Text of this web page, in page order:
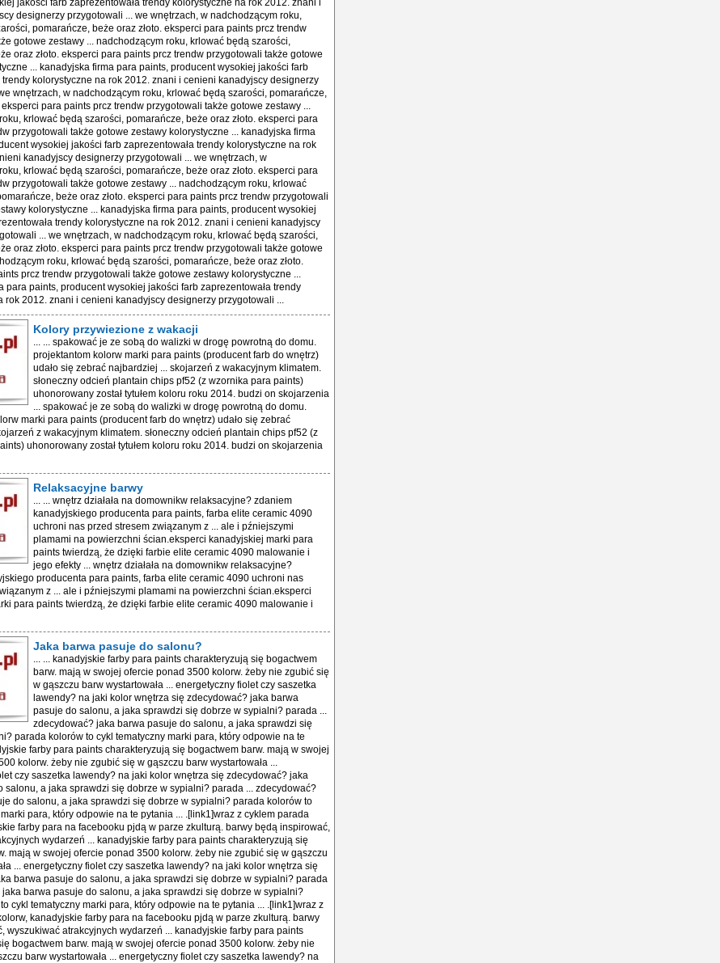
jakości farb zaprezentowała trendy kolorystyczne na rok 2012. znani i
designerzy przygotowali ... we wnętrzach, w nadchodzącym roku,
pomarańcze, beże oraz złoto. eksperci para paints prcz trendw
gotowe zestawy ... nadchodzącym roku, krlować będą szarości,
oraz złoto. eksperci para paints prcz trendw przygotowali także gotowe
... kanadyjska firma para paints, producent wysokiej jakości farb
trendy kolorystyczne na rok 2012. znani i cenieni kanadyjscy designerzy
wnętrzach, w nadchodzącym roku, krlować będą szarości, pomarańcze,
eksperci para paints prcz trendw przygotowali także gotowe zestawy ...
krlować będą szarości, pomarańcze, beże oraz złoto. eksperci para
przygotowali także gotowe zestawy kolorystyczne ... kanadyjska firma
wysokiej jakości farb zaprezentowała trendy kolorystyczne na rok
kanadyjscy designerzy przygotowali ... we wnętrzach, w
krlować będą szarości, pomarańcze, beże oraz złoto. eksperci para
przygotowali także gotowe zestawy ... nadchodzącym roku, krlować
beże oraz złoto. eksperci para paints prcz trendw przygotowali
kolorystyczne ... kanadyjska firma para paints, producent wysokiej
trendy kolorystyczne na rok 2012. znani i cenieni kanadyjscy
... we wnętrzach, w nadchodzącym roku, krlować będą szarości,
oraz złoto. eksperci para paints prcz trendw przygotowali także gotowe
roku, krlować będą szarości, pomarańcze, beże oraz złoto.
prcz trendw przygotowali także gotowe zestawy kolorystyczne ...
para paints, producent wysokiej jakości farb zaprezentowała trendy
rok 2012. znani i cenieni kanadyjscy designerzy przygotowali ...
Kolory przywiezione z wakacji
... ... spakować je ze sobą do walizki w drogę powrotną do domu.
projektantom kolorw marki para paints (producent farb do wnętrz)
udało się zebrać najbardziej ... skojarzeń z wakacyjnym klimatem.
słoneczny odcień plantain chips pf52 (z wzornika para paints)
uhonorowany został tytułem koloru roku 2014. budzi on skojarzenia
... spakować je ze sobą do walizki w drogę powrotną do domu.
marki para paints (producent farb do wnętrz) udało się zebrać
z wakacyjnym klimatem. słoneczny odcień plantain chips pf52 (z
uhonorowany został tytułem koloru roku 2014. budzi on skojarzenia
Relaksacyjne barwy
... ... wnętrz działała na domownikw relaksacyjne? zdaniem
kanadyjskiego producenta para paints, farba elite ceramic 4090
uchroni nas przed stresem związanym z ... ale i pźniejszymi
plamami na powierzchni ścian.eksperci kanadyjskiej marki para
paints twierdzą, że dzięki farbie elite ceramic 4090 malowanie i
jego efekty ... wnętrz działała na domownikw relaksacyjne?
producenta para paints, farba elite ceramic 4090 uchroni nas
z ... ale i pźniejszymi plamami na powierzchni ścian.eksperci
para paints twierdzą, że dzięki farbie elite ceramic 4090 malowanie i
Jaka barwa pasuje do salonu?
... ... kanadyjskie farby para paints charakteryzują się bogactwem
barw. mają w swojej ofercie ponad 3500 kolorw. żeby nie zgubić się
w gąszczu barw wystartowała ... energetyczny fiolet czy saszetka
lawendy? na jaki kolor wnętrza się zdecydować? jaka barwa
pasuje do salonu, a jaka sprawdzi się dobrze w sypialni? parada ...
zdecydować? jaka barwa pasuje do salonu, a jaka sprawdzi się
parada kolorów to cykl tematyczny marki para, który odpowie na te
farby para paints charakteryzują się bogactwem barw. mają w swojej
kolorw. żeby nie zgubić się w gąszczu barw wystartowała ...
czy saszetka lawendy? na jaki kolor wnętrza się zdecydować? jaka
salonu, a jaka sprawdzi się dobrze w sypialni? parada ... zdecydować?
do salonu, a jaka sprawdzi się dobrze w sypialni? parada kolorów to
para, który odpowie na te pytania ... .[link1]wraz z cyklem parada
farby para na facebooku pjdą w parze zkulturą. barwy będą inspirować,
wydarzeń ... kanadyjskie farby para paints charakteryzują się
mają w swojej ofercie ponad 3500 kolorw. żeby nie zgubić się w gąszczu
... energetyczny fiolet czy saszetka lawendy? na jaki kolor wnętrza się
barwa pasuje do salonu, a jaka sprawdzi się dobrze w sypialni? parada
jaka barwa pasuje do salonu, a jaka sprawdzi się dobrze w sypialni?
cykl tematyczny marki para, który odpowie na te pytania ... .[link1]wraz z
kanadyjskie farby para na facebooku pjdą w parze zkulturą. barwy
wyszukiwać atrakcyjnych wydarzeń ... kanadyjskie farby para paints
bogactwem barw. mają w swojej ofercie ponad 3500 kolorw. żeby nie
barw wystartowała ... energetyczny fiolet czy saszetka lawendy? na